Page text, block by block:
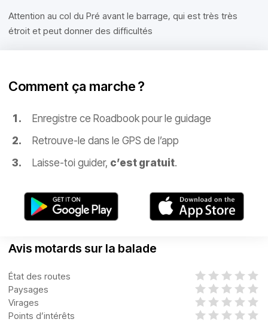
Attention au col du Pré avant le barrage, qui est très très
étroit et peut donner des difficultés
Comment ça marche ?
Enregistre ce Roadbook pour le guidage
Retrouve-le dans le GPS de l’app
Laisse-toi guider, c’est gratuit.
Avis motards sur la balade
État des routes
Paysages
Virages
Points d’intérêts